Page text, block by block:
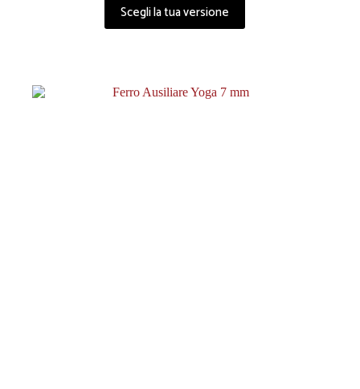
Scegli la tua versione